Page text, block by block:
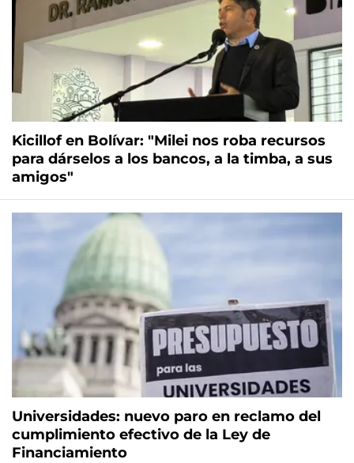
Kicillof en Bolívar: "Milei nos roba recursos
para dárselos a los bancos, a la timba, a sus
amigos"
Universidades: nuevo paro en reclamo del
cumplimiento efectivo de la Ley de
Financiamiento